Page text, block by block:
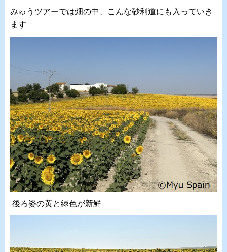
みゅうツアーでは畑の中、こんな砂利道にも入っていき
ます
後ろ姿の黄と緑色が新鮮